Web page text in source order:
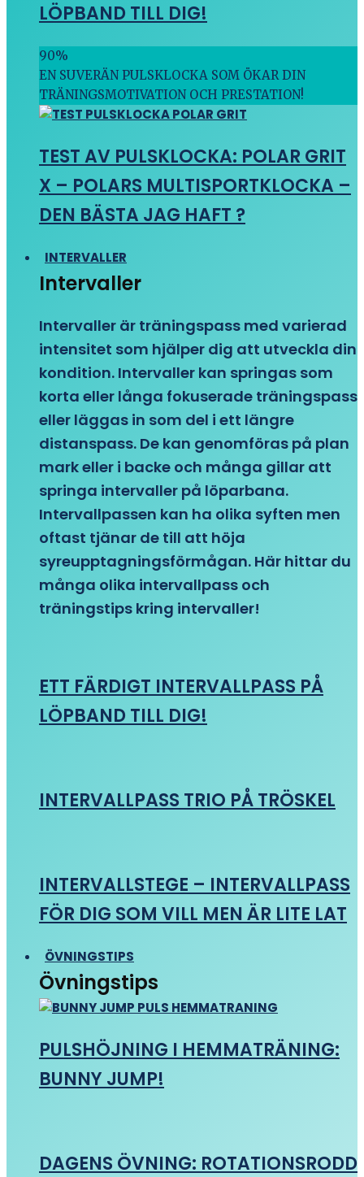
LÖPBAND TILL DIG!
90%
EN SUVERÄN PULSKLOCKA SOM ÖKAR DIN
TRÄNINGSMOTIVATION OCH PRESTATION!
TEST AV PULSKLOCKA: POLAR GRIT
X – POLARS MULTISPORTKLOCKA –
DEN BÄSTA JAG HAFT ?
INTERVALLER
Intervaller
Intervaller är träningspass med varierad
intensitet som hjälper dig att utveckla din
kondition. Intervaller kan springas som
korta eller långa fokuserade träningspass
eller läggas in som del i ett längre
distanspass. De kan genomföras på plan
mark eller i backe och många gillar att
springa intervaller på löparbana.
Intervallpassen kan ha olika syften men
oftast tjänar de till att höja
syreupptagningsförmågan. Här hittar du
många olika intervallpass och
träningstips kring intervaller!
ETT FÄRDIGT INTERVALLPASS PÅ
LÖPBAND TILL DIG!
INTERVALLPASS TRIO PÅ TRÖSKEL
INTERVALLSTEGE – INTERVALLPASS
FÖR DIG SOM VILL MEN ÄR LITE LAT
ÖVNINGSTIPS
Övningstips
PULSHÖJNING I HEMMATRÄNING:
BUNNY JUMP!
DAGENS ÖVNING: ROTATIONSRODD